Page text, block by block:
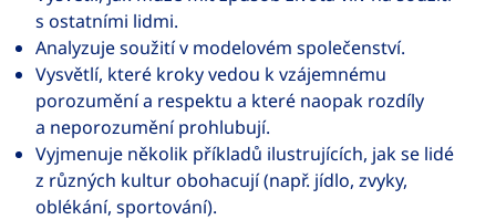
s ostatními lidmi.
Analyzuje soužití v modelovém společenství.
Vysvětlí, které kroky vedou k vzájemnému
porozumění a respektu a které naopak rozdíly
a neporozumění prohlubují.
Vyjmenuje několik příkladů ilustrujících, jak se lidé
z různých kultur obohacují (např. jídlo, zvyky,
oblékání, sportování).